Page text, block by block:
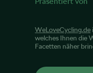
WeLoveCycling.de
welches Ihnen die
Facetten näher